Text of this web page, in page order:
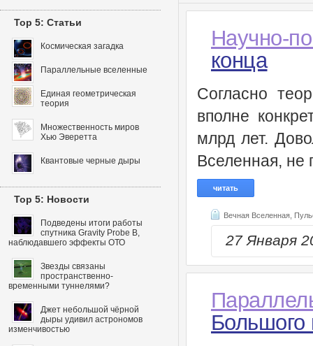
Научно-
конца
Согласно
вполне
млрд лет.
Вселенная, не
читать
Вечная Вселенная,
27 Января
Большого
Top 5: Статьи
Космическая загадка
Параллельные вселенные
Единая геометрическая
теория
Множественность миров
Хью Эверетта
Квантовые черные дыры
Top 5: Новости
Подведены итоги работы
спутника Gravity Probe B,
наблюдавшего эффекты ОТО
Звезды связаны
пространственно-
временными туннелями?
Джет небольшой чёрной
дыры удивил астрономов
изменчивостью